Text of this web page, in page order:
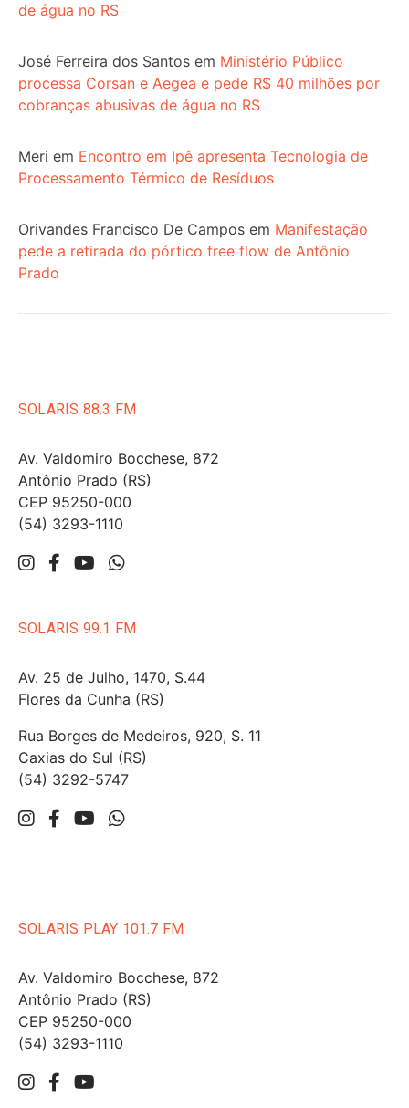
de água no RS
José Ferreira dos Santos em Ministério Público
processa Corsan e Aegea e pede R$ 40 milhões por
cobranças abusivas de água no RS
Meri em Encontro em Ipê apresenta Tecnologia de
Processamento Térmico de Resíduos
Orivandes Francisco De Campos em Manifestação
pede a retirada do pórtico free flow de Antônio
Prado
SOLARIS 88.3 FM
Av. Valdomiro Bocchese, 872
Antônio Prado (RS)
CEP 95250-000
(54) 3293-1110
SOLARIS 99.1 FM
Av. 25 de Julho, 1470, S.44
Flores da Cunha (RS)
Rua Borges de Medeiros, 920, S. 11
Caxias do Sul (RS)
(54) 3292-5747
SOLARIS PLAY 101.7 FM
Av. Valdomiro Bocchese, 872
Antônio Prado (RS)
CEP 95250-000
(54) 3293-1110